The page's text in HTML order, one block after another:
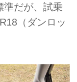
準だが、試乗
（ダンロッ